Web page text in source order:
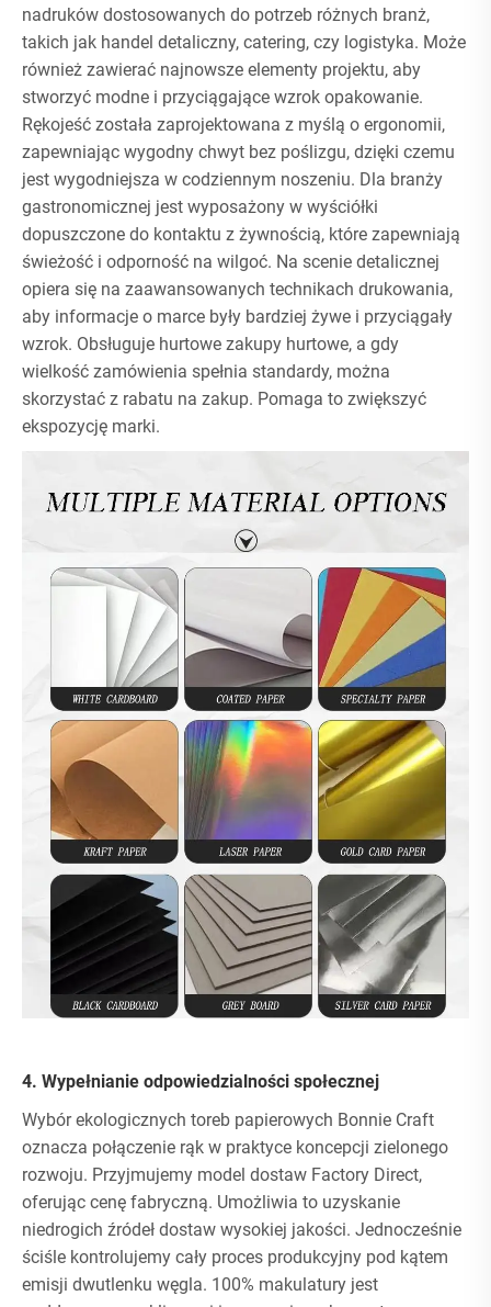
nadruków dostosowanych do potrzeb różnych branż,
takich jak handel detaliczny, catering, czy logistyka. Może
również zawierać najnowsze elementy projektu, aby
stworzyć modne i przyciągające wzrok opakowanie.
Rękojeść została zaprojektowana z myślą o ergonomii,
zapewniając wygodny chwyt bez poślizgu, dzięki czemu
jest wygodniejsza w codziennym noszeniu. Dla branży
gastronomicznej jest wyposażony w wyściółki
dopuszczone do kontaktu z żywnością, które zapewniają
świeżość i odporność na wilgoć. Na scenie detalicznej
opiera się na zaawansowanych technikach drukowania,
aby informacje o marce były bardziej żywe i przyciągały
wzrok. Obsługuje hurtowe zakupy hurtowe, a gdy
wielkość zamówienia spełnia standardy, można
skorzystać z rabatu na zakup. Pomaga to zwiększyć
ekspozycję marki.
4. Wypełnianie odpowiedzialności społecznej
Wybór ekologicznych toreb papierowych Bonnie Craft
oznacza połączenie rąk w praktyce koncepcji zielonego
rozwoju. Przyjmujemy model dostaw Factory Direct,
oferując cenę fabryczną. Umożliwia to uzyskanie
niedrogich źródeł dostaw wysokiej jakości. Jednocześnie
ściśle kontrolujemy cały proces produkcyjny pod kątem
emisji dwutlenku węgla. 100% makulatury jest